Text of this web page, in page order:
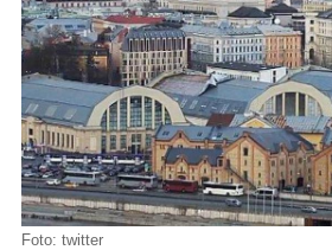
Foto: twitter